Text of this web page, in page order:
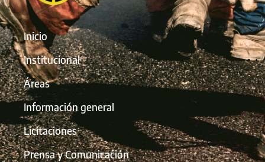
Inicio
Institucional
Áreas
Información general
Licitaciones
Prensa y Comunicación